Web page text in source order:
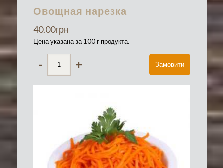
Овощная нарезка
40.00грн
Цена указана за 100 г продукта.
- + Замовити